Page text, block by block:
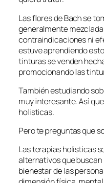
Las flores de Bach se
generalmente
contraindicaciones ni
estuve aprendiendo
tinturas se venden
promocionando las
También estudiando
muy interesante. Así
holisticas.
Pero te preguntas que
Las terapias holísticas
alternativos que buscan
bienestar de las